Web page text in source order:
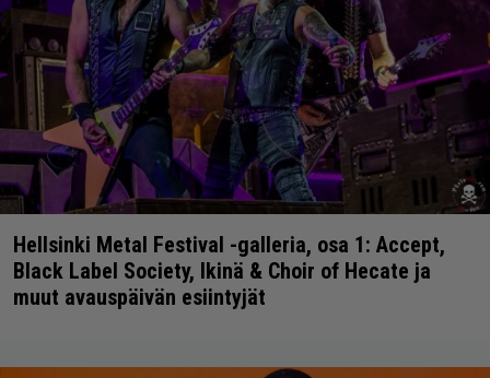
Hellsinki Metal Festival -galleria, osa 1: Accept,
Black Label Society, Ikinä & Choir of Hecate ja
muut avauspäivän esiintyjät